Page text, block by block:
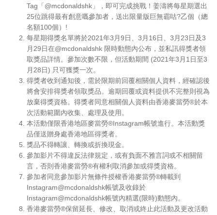
中文
Tag「@mcdonaldshk」，即可完成挑戰！姜濤將每星期選出
25位跳得最有創意嘅參加者，送出限量版巨無霸咕?乙個（總
名額100個）!
每星期得獎名單將於2021年3月9日、3月16日、3月23日及3
月29日在@mcdonaldshk 限時動態內公布，並私訊得獎者領
取獎品詳情。參加次數不限，但活動期間 (2021年3月1日至3
月28日) 只可獲獎一次。
得獎者收到通知後，需於限期前回覆相關個人資料，經確認後
將會安排得獎者領取獎品。逾期回覆或資料提供不完整則視為
放棄得獎資格。得獎者同意相關個人資料由香港麥當勞®於本
次活動範圍內收集、處理及使用。
本活動僅限香港地區麥當勞®Instagram帳號進行。本活動獎
品僅送贈身處香港地區得獎者。
獎品不得轉讓、轉換或折換現金。
參加影片不得違反法律規定，或有負面不雅言詞或不相關留
言，否則香港麥當勞®有權利取消參加或得獎資格。
參加者同意參加影片無條件授權香港麥當勞®轉載到
Instagram@mcdonaldshk帳號及收錄於
Instagram@mcdonaldshk帳號內精選(限時)動態內。
香港麥當勞®保留延長、修改、取消或終止此活動及更改活動